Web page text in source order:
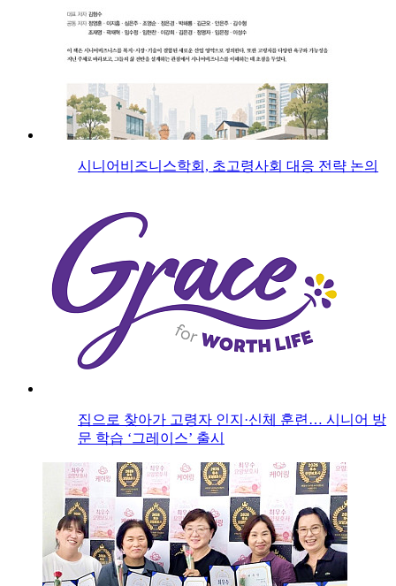
시니어비즈니스학회, 초고령사회 대응 전략 논의
집으로 찾아가 고령자 인지·신체 훈련… 시니어 방
문 학습 ‘그레이스’ 출시